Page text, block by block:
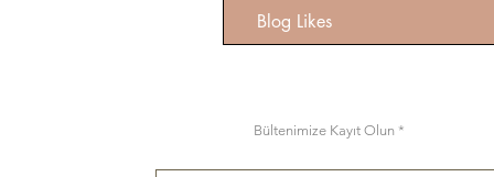
Blog Likes
Bültenimize Kayıt Olun